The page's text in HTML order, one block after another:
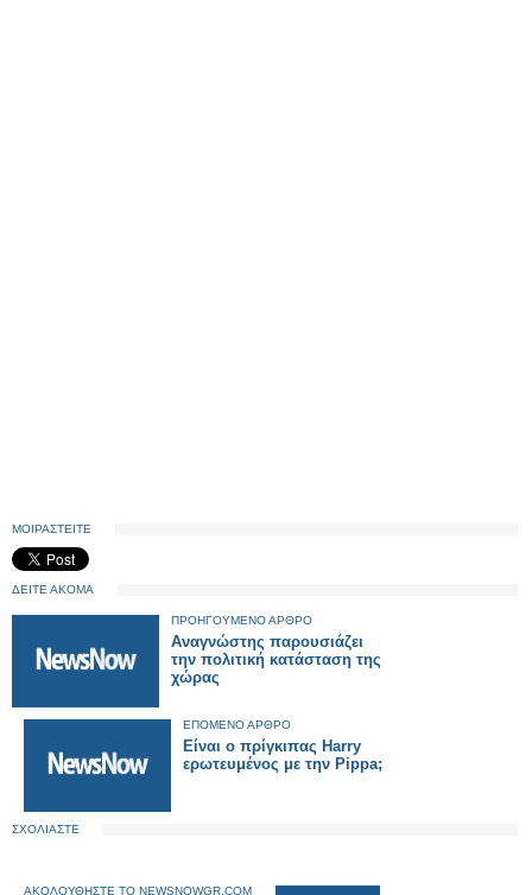
ΜΟΙΡΑΣΤΕΙΤΕ
ΔΕΙΤΕ ΑΚΟΜΑ
ΠΡΟΗΓΟΥΜΕΝΟ ΑΡΘΡΟ
Αναγνώστης παρουσιάζει
την πολιτική κατάσταση της
χώρας
ΕΠΟΜΕΝΟ ΑΡΘΡΟ
Είναι ο πρίγκιπας Harry
ερωτευμένος με την Pippa;
ΣΧΟΛΙΑΣΤΕ
ΑΚΟΛΟΥΘΗΣΤΕ ΤΟ NEWSNOWGR.COM